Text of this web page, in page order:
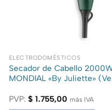
ELECTRODOMÉSTICOS
Secador de Cabello
MONDIAL «By Juliette»
PVP: $1.755,00 más IVA